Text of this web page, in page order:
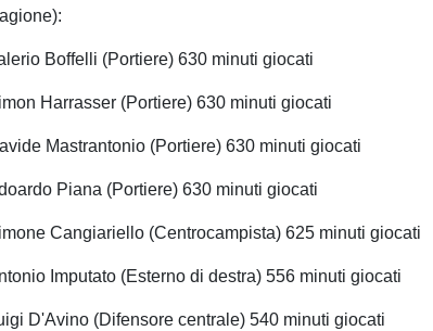
Boffelli (Portiere) 630 minuti giocati
Harrasser (Portiere) 630 minuti giocati
Mastrantonio (Portiere) 630 minuti giocati
Piana (Portiere) 630 minuti giocati
Cangiariello (Centrocampista) 625 minuti giocati
Imputato (Esterno di destra) 556 minuti giocati
D'Avino (Difensore centrale) 540 minuti giocati